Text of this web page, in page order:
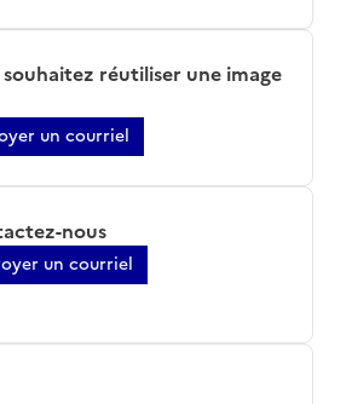
réutiliser une image
un courriel
nous
un courriel